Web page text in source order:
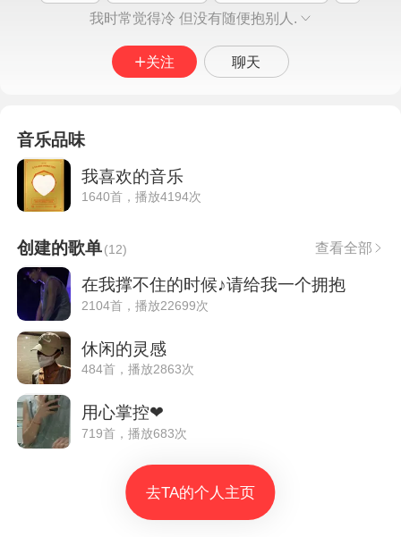
我时常觉得冷 但没有随便抱别人.
关注 聊天
音乐品味
我喜欢的音乐
1640首，播放4194次
创建的歌单(12) 查看全部
在我撑不住的时候♪请给我一个拥抱
2104首，播放22699次
休闲的灵感
484首，播放2863次
用心掌控❤
719首，播放683次
去TA的个人主页